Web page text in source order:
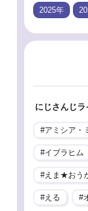
2025年
にじさんじラ
アミシア・
イブラヒム
えま★おう
える